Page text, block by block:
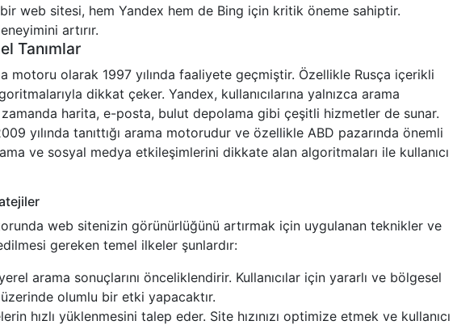
web sitesi, hem Yandex hem de Bing için kritik öneme sahiptir.
artırır.
Tanımlar
motoru olarak 1997 yılında faaliyete geçmiştir. Özellikle Rusça içerikli
dikkat çeker. Yandex, kullanıcılarına yalnızca arama
zamanda harita, e-posta, bulut depolama gibi çeşitli hizmetler de sunar.
yılında tanıttığı arama motorudur ve özellikle ABD pazarında önemli
ve sosyal medya etkileşimlerini dikkate alan algoritmaları ile kullanıcı
web sitenizin görünürlüğünü artırmak için uygulanan teknikler ve
gereken temel ilkeler şunlardır:
arama sonuçlarını önceliklendirir. Kullanıcılar için yararlı ve bölgesel
olumlu bir etki yapacaktır.
hızlı yüklenmesini talep eder. Site hızınızı optimize etmek ve kullanıcı